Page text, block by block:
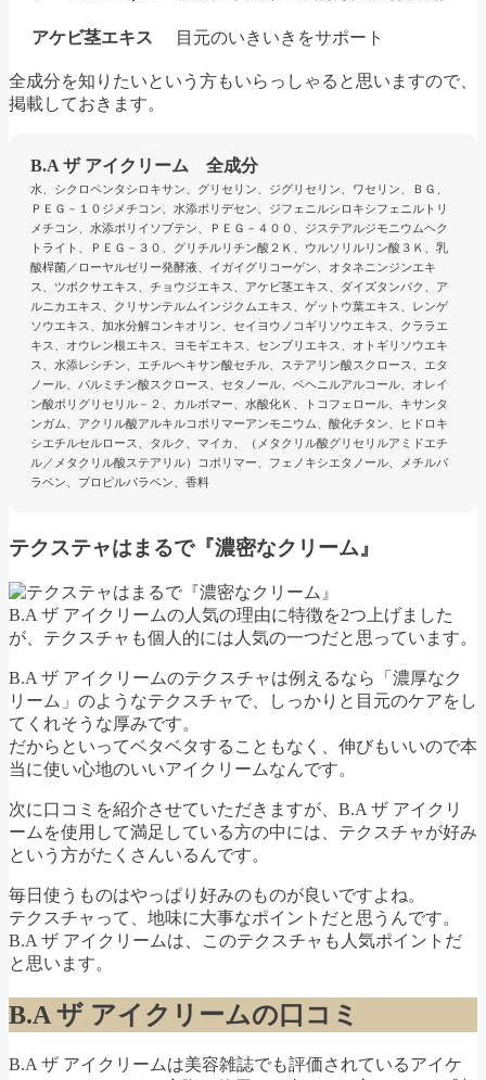
アケビ茎エキス 目元のいきいきをサポート
全成分を知りたいという方もいらっしゃると思いますので、
掲載しておきます。
B.A ザ アイクリーム 全成分
水、シクロペンタシロキサン、グリセリン、ジグリセリン、ワセリン、ＢＧ、
ＰＥＧ－１０ジメチコン、水添ポリデセン、ジフェニルシロキシフェニルトリ
メチコン、水添ポリイソブテン、ＰＥＧ－４００、ジステアルジモニウムヘク
トライト、ＰＥＧ－３０、グリチルリチン酸２Ｋ、ウルソリルリン酸３Ｋ、乳
酸桿菌／ローヤルゼリー発酵液、イガイグリコーゲン、オタネニンジンエキ
ス、ツボクサエキス、チョウジエキス、アケビ茎エキス、ダイズタンパク、ア
ルニカエキス、クリサンテルムインジクムエキス、ゲットウ葉エキス、レンゲ
ソウエキス、加水分解コンキオリン、セイヨウノコギリソウエキス、クララエ
キス、オウレン根エキス、ヨモギエキス、センブリエキス、オトギリソウエキ
ス、水添レシチン、エチルヘキサン酸セチル、ステアリン酸スクロース、エタ
ノール、パルミチン酸スクロース、セタノール、ベヘニルアルコール、オレイ
ン酸ポリグリセリル－２、カルボマー、水酸化Ｋ、トコフェロール、キサンタ
ンガム、アクリル酸アルキルコポリマーアンモニウム、酸化チタン、ヒドロキ
シエチルセルロース、タルク、マイカ、（メタクリル酸グリセリルアミドエチ
ル／メタクリル酸ステアリル）コポリマー、フェノキシエタノール、メチルパ
ラベン、プロピルパラベン、香料
テクステャはまるで『濃密なクリーム』
B.A ザ アイクリームの人気の理由に特徴を2つ上げました
が、テクスチャも個人的には人気の一つだと思っています。
B.A ザ アイクリームのテクスチャは例えるなら「濃厚なク
リーム」のようなテクスチャで、しっかりと目元のケアをし
てくれそうな厚みです。
だからといってベタベタすることもなく、伸びもいいので本
当に使い心地のいいアイクリームなんです。
次に口コミを紹介させていただきますが、B.A ザ アイクリ
ームを使用して満足している方の中には、テクスチャが好み
という方がたくさんいるんです。
毎日使うものはやっぱり好みのものが良いですよね。
テクスチャって、地味に大事なポイントだと思うんです。
B.A ザ アイクリームは、このテクスチャも人気ポイントだ
と思います。
B.A ザ アイクリームの口コミ
B.A ザ アイクリームは美容雑誌でも評価されているアイケ